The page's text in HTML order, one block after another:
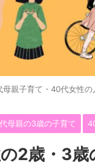
母親子育て・40代女性の
母親の3歳の子育て
2歳・3歳